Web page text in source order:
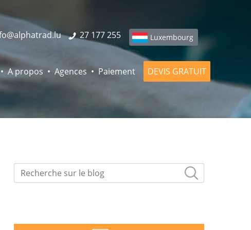
Luxembourg
27 177 255
A propos Agences Paiement DEVIS GRATUIT